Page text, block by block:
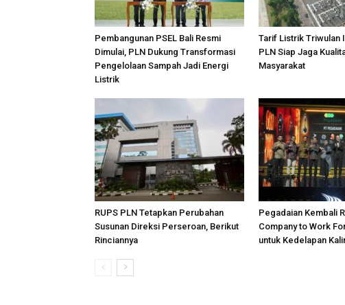
Pembangunan PSEL Bali Resmi
Dimulai, PLN Dukung Transformasi
Pengelolaan Sampah Jadi Energi
Listrik
Tarif Listrik Triwulan
PLN Siap Jaga
Masyarakat
RUPS PLN Tetapkan Perubahan
Susunan Direksi Perseroan, Berikut
Rinciannya
Pegadaian Kembali
Company to Work
untuk Kedelapan